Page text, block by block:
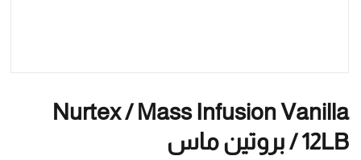
Nurtex / Mass Infusion Vanilla
12LB / بروتين ماس